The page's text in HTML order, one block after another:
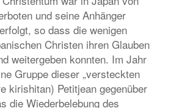
und seine Anhänger
so dass die wenigen
Christen ihren Glauben
weitergeben konnten. Im Jahr
Gruppe dieser „versteckten
kirishitan) Petitjean gegenüber
die Wiederbelebung des